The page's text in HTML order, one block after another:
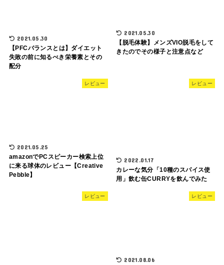
2021.05.30
【PFCバランスとは】ダイエット
失敗の前に知るべき栄養素とその
配分
2021.05.30
【脱毛体験】メンズVIO脱毛をして
きたのでその様子と注意点など
レビュー
2021.05.25
amazonでPCスピーカー検索上位
に来る球体のレビュー【Creative
Pebble】
レビュー
2022.01.17
カレーな気分「10種のスパイス使
用」飲む缶CURRYを飲んでみた
レビュー レビュー
2021.08.06